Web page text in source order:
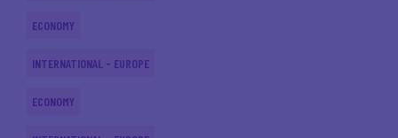
ECONOMY
INTERNATIONAL - EUROPE
ECONOMY